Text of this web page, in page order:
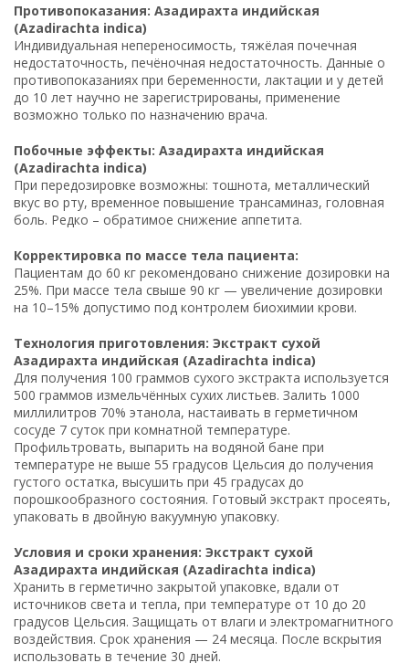
Противопоказания: Азадирахта индийская
(Azadirachta indica)
Индивидуальная непереносимость, тяжёлая почечная
недостаточность, печёночная недостаточность. Данные о
противопоказаниях при беременности, лактации и у детей
до 10 лет научно не зарегистрированы, применение
возможно только по назначению врача.
Побочные эффекты: Азадирахта индийская
(Azadirachta indica)
При передозировке возможны: тошнота, металлический
вкус во рту, временное повышение трансаминаз, головная
боль. Редко – обратимое снижение аппетита.
Корректировка по массе тела пациента:
Пациентам до 60 кг рекомендовано снижение дозировки на
25%. При массе тела свыше 90 кг — увеличение дозировки
на 10–15% допустимо под контролем биохимии крови.
Технология приготовления: Экстракт сухой
Азадирахта индийская (Azadirachta indica)
Для получения 100 граммов сухого экстракта используется
500 граммов измельчённых сухих листьев. Залить 1000
миллилитров 70% этанола, настаивать в герметичном
сосуде 7 суток при комнатной температуре.
Профильтровать, выпарить на водяной бане при
температуре не выше 55 градусов Цельсия до получения
густого остатка, высушить при 45 градусах до
порошкообразного состояния. Готовый экстракт просеять,
упаковать в двойную вакуумную упаковку.
Условия и сроки хранения: Экстракт сухой
Азадирахта индийская (Azadirachta indica)
Хранить в герметично закрытой упаковке, вдали от
источников света и тепла, при температуре от 10 до 20
градусов Цельсия. Защищать от влаги и электромагнитного
воздействия. Срок хранения — 24 месяца. После вскрытия
использовать в течение 30 дней.